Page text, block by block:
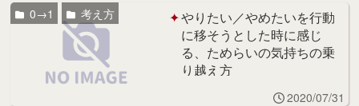
Portfolio
Support
Contact
やりたい／やめたいを行動
に移そうとした時に感じ
る、ためらいの気持ちの乗
り越え方
0→1 考え方
2020/07/31